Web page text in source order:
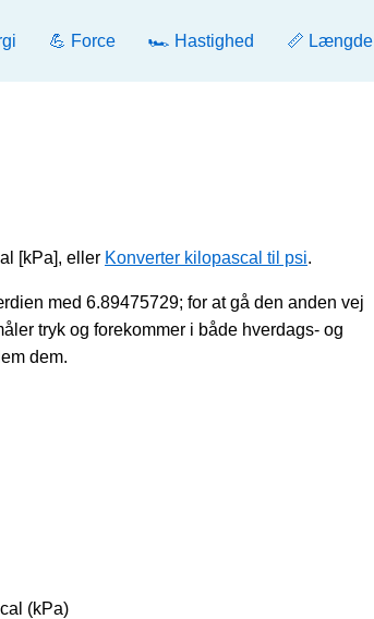
💪 Force 🏎️ Hastighed 📏 Længde
[kPa], eller Konverter kilopascal til psi.
med 6.89475729; for at gå den anden vej
tryk og forekommer i både hverdags- og
dem.
(kPa)